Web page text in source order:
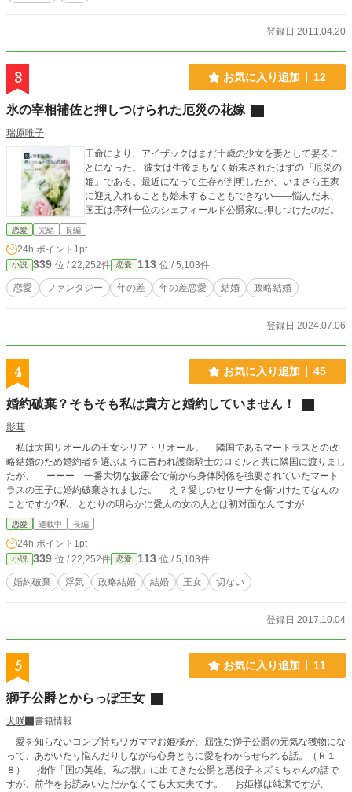
登録日 2011.04.20
3 お気に入り追加 12
氷の宰相補佐と押しつけられた厄災の花嫁
瑞原唯子
王命により、アイザックはまだ十歳の少女を妻として娶るこ
とになった。 彼女は生後まもなく始末されたはずの『厄災の
姫』である。最近になって生存が判明したが、いまさら王家
に迎え入れることも始末することもできない——悩んだ末、
国王は序列一位のシェフィールド公爵家に押しつけたのだ。
恋愛 完結 長編
24h.ポイント 1pt
小説 339 位 / 22,252件 恋愛 113 位 / 5,103件
恋愛 ファンタジー 年の差 年の差恋愛 結婚 政略結婚
登録日 2024.07.06
4 お気に入り追加 45
婚約破棄？そもそも私は貴方と婚約していません！
影茸
私は大国リオールの王女シリア・リオール。 隣国であるマートラスとの政
略結婚のため婚約者を選ぶように言われ護衛騎士のロミルと共に隣国に渡りまし
たが、 ーーー 一番大切な披露会で前から身体関係を強要されていたマート
ラスの王子に婚約破棄されました。 え？愛しのセリーナを傷つけたてなんの
ことですか?私、となりの明らかに愛人の女の人とは初対面なんですが………
そもそも自分は浮気とかしながら、婚約破棄とかよく臆面もなくいえます
ね……… いやその前に私は貴方となんて婚約した覚えもするきも一切ないん
ですが! というかこの王子忘れていませんか？マートラスが大国でいられるの
はリオールのおかげであることを………
恋愛 連載中 長編
24h.ポイント 1pt
小説 339 位 / 22,252件 恋愛 113 位 / 5,103件
婚約破棄 浮気 政略結婚 結婚 王女 切ない
登録日 2017.10.04
5 お気に入り追加 11
獅子公爵とからっぽ王女
犬咲
書籍情報
愛を知らないコンプ持ちワガママお姫様が、屈強な獅子公爵の元気な獲物にな
って、あがいたり悩んだりしながら心身ともに愛をわからせられる話。（Ｒ１
８） 拙作「国の英雄、私の獣」に出てきた公爵と悪役子ネズミちゃんの話で
すが、前作をお読みいただかなくても大丈夫です。 お姫様は純潔ですが、